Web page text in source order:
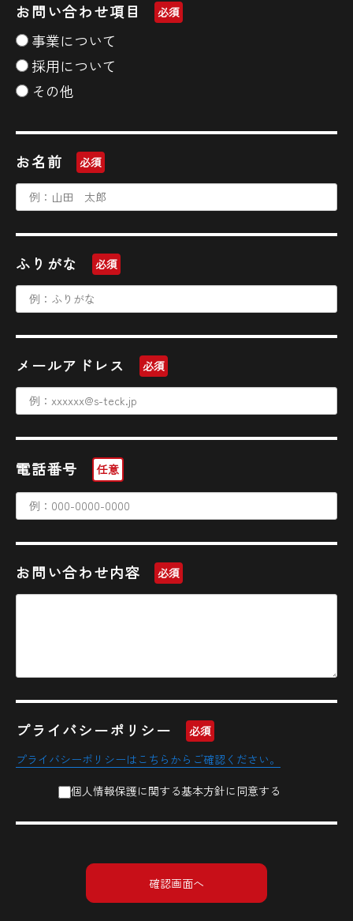
示
さ
て
画
面
で
す
。
画
。
画
。
お問い合わせ項目 必須
事業について
採用について
その他
お名前 必須
ふりがな 必須
メールアドレス 必須
電話番号 任意
お問い合わせ内容 必須
プライバシーポリシー
必須
プライバシーポリシーはこちらからご確認ください。
個人情報保護に関する基本方針に同意する
確認画面へ